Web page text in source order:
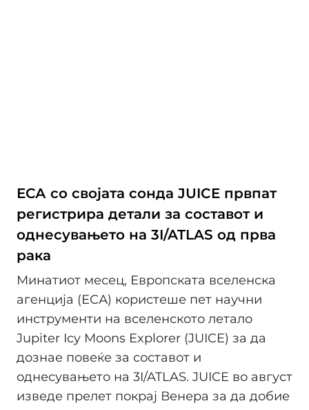
ЕСА со својата сонда JUICE првпат
регистрира детали за составот и
однесувањето на 3I/ATLAS од прва
рака
Минатиот месец, Европската вселенска
агенција (ЕСА) користеше пет научни
инструменти на вселенското летало
Jupiter Icy Moons Explorer (JUICE) за да
дознае повеќе за составот и
однесувањето на 3I/ATLAS. JUICE во август
изведе прелет покрај Венера за да добие